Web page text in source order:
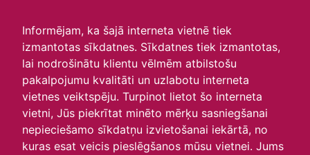
Informējam, ka šajā interneta vietnē tiek
izmantotas sīkdatnes. Sīkdatnes tiek izmantotas,
lai nodrošinātu klientu vēlmēm atbilstošu
pakalpojumu kvalitāti un uzlabotu interneta
vietnes veiktspēju. Turpinot lietot šo interneta
vietni, Jūs piekrītat minēto mērķu sasniegšanai
nepieciešamo sīkdatņu izvietošanai iekārtā, no
kuras esat veicis pieslēgšanos mūsu vietnei. Jums
Skats :
Aktuālie
Šodien Šonedēļ
Šomēnes
Arhīvs